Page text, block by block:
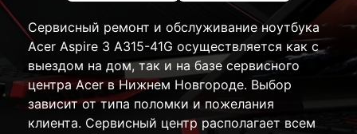
Сервисный ремонт и обслуживание ноутбука
Acer Aspire 3 A315-41G осуществляется как с
выездом на дом, так и на базе сервисного
центра Acer в Нижнем Новгороде. Выбор
зависит от типа поломки и пожелания
клиента. Сервисный центр располагает всем